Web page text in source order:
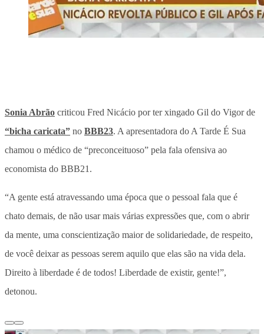
Sonia Abrão criticou Fred Nicácio por ter xingado Gil do Vigor de
“bicha caricata” no BBB23. A apresentadora do A Tarde É Sua
chamou o médico de “preconceituoso” pela fala ofensiva ao
economista do BBB21.
“A gente está atravessando uma época que o pessoal fala que é
chato demais, de não usar mais várias expressões que, com o abrir
da mente, uma conscientização maior de solidariedade, de respeito,
de você deixar as pessoas serem aquilo que elas são na vida dela.
Direito à liberdade é de todos! Liberdade de existir, gente!”,
detonou.